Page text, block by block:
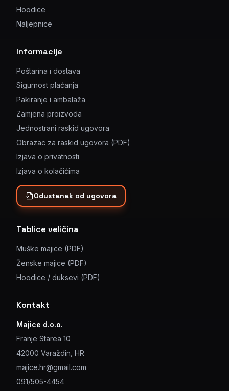
Hoodice
Naljepnice
Informacije
Poštarina i dostava
Sigurnost plaćanja
Pakiranje i ambalaža
Zamjena proizvoda
Jednostrani raskid ugovora
Obrazac za raskid ugovora (PDF)
Izjava o privatnosti
Izjava o kolačićima
Odustanak od ugovora
Tablice veličina
Muške majice (PDF)
Ženske majice (PDF)
Hoodice / duksevi (PDF)
Kontakt
Majice d.o.o.
Franje Starea 10
42000 Varaždin, HR
majice.hr@gmail.com
091/505-4454